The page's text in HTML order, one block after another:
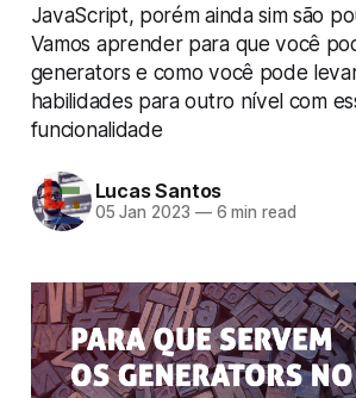
JavaScript, porém ainda sim são
Vamos aprender para que você
generators e como você pode
habilidades para outro nível com
funcionalidade
Lucas Santos
05 Jan 2023 —6 min read